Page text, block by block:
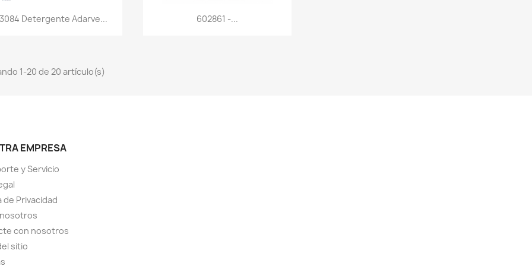
Vista rápida
Detergente Adarve... Vista rápida
602861 -...
1-20 de 20 artículo(s)
EMPRESA
y Servicio
de Privacidad
con nosotros
sitio